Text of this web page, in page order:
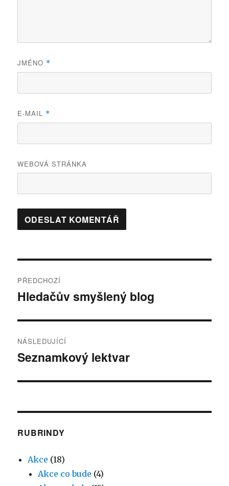
JMÉNO *
E-MAIL *
WEBOVÁ STRÁNKA
pro
PŘEDCHOZÍ
Předchozí
Hledačův smyšlený blog
NÁSLEDUJÍCÍ
Následující
Seznamkový lektvar
RUBRINDY
Akce (18)
Akce co bude (4)